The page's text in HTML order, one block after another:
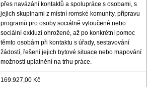
přes navázání kontaktů a spolupráce s osobami, s
jejich skupinami z místní romské komunity, přípravu
programů pro osoby sociálně vyloučené nebo
sociální exkluzí ohrožené, až po konkrétní pomoc
těmto osobám při kontaktu s úřady, sestavování
žádostí, řešení jejich bytové situace nebo mapování
možnosti uplatnění na trhu práce.
169.927,00 Kč